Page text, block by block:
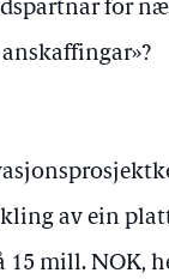
for
av ein
15 mill. NOK,